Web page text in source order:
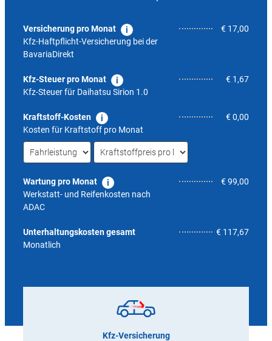
Versicherung pro Monat
Kfz-Haftpflicht-Versicherung bei der
BavariaDirekt
€ 17,00
Kfz-Steuer pro Monat
Kfz-Steuer für Daihatsu Sirion 1.0
€ 1,67
Kraftstoff-Kosten
Kosten für Kraftstoff pro Monat
€ 0,00
Wartung pro Monat
Werkstatt- und Reifenkosten nach
ADAC
€ 99,00
Unterhaltungskosten gesamt
Monatlich
€ 117,675,0
Kfz-Versicherung